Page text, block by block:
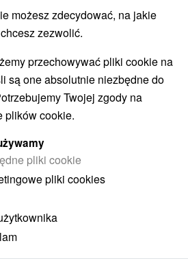
Jasov
możesz zdecydować, na jakie
zezwolić.
przechowywać pliki cookie na
są one absolutnie niezbędne do
Twojej zgody na
plików cookie.
pliki cookie
pliki cookies